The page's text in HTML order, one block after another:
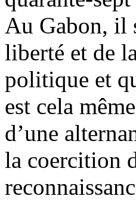
Au Gabon, il
liberté et de
politique et
est cela
d’une
la coercition